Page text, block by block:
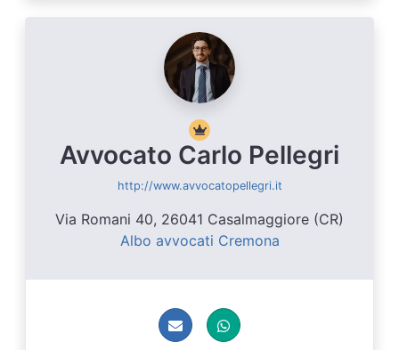
Avvocato Carlo Pellegri
http://www.avvocatopellegri.it
Via Romani 40, 26041 Casalmaggiore (CR)
Albo avvocati Cremona